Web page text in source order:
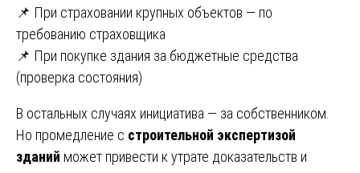
📌 При страховании крупных объектов — по
требованию страховщика
📌 При покупке здания за бюджетные средства
(проверка состояния)
В остальных случаях инициатива — за собственником.
Но промедление с строительной экспертизой
зданий может привести к утрате доказательств и